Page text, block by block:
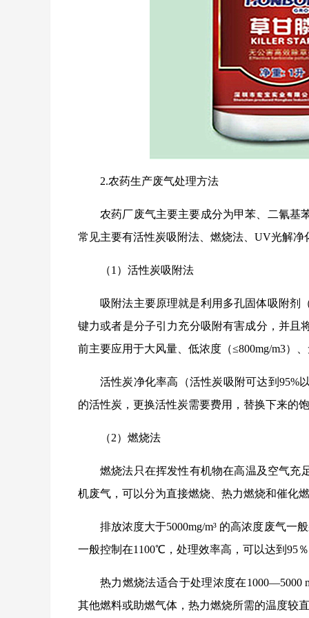
2.农药生产废气处理方法
农药厂废气主要主要成分为甲苯、二氰基
常见主要有活性炭吸附法、燃烧法、UV光解
（1）活性炭吸附法
吸附法主要原理就是利用多孔固体吸附剂
键力或者是分子引力充分吸附有害成分，并且
前主要应用于大风量、低浓度（≤800mg/m3）
活性炭净化率高（活性炭吸附可达到95%
的活性炭，更换活性炭需要费用，替换下来的
（2）燃烧法
燃烧法只在挥发性有机物在高温及空气充
机废气，可以分为直接燃烧、热力燃烧和催化
排放浓度大于5000mg/m³ 的高浓度废气一
一般控制在1100℃，处理效率高，可以达到95
热力燃烧法适合于处理浓度在1000—5000
其他燃料或助燃气体，热力燃烧所需的温度较